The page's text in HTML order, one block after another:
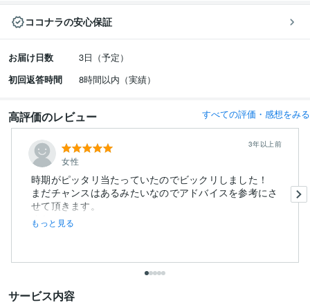
ココナラの安心保証
お届け日数
3日（予定）
初回返答時間
8時間以内（実績）
高評価のレビュー すべての評価・感想をみる
女性
3年以上前
時期がピッタリ当たっていたのでビックリしました！
まだチャンスはあるみたいなのでアドバイスを参考にさ
せて頂きます。
また...
もっと見る
サービス内容